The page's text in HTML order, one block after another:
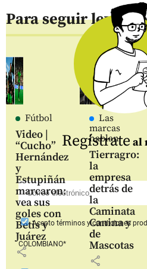
Para seguir
Fútbol
Video |
“Cucho”
Hernández
y
Estupiñán
marcaron:
vea sus
goles con
Betis y
Juárez
share
Las
marcas
hablan
Tierragro:
la
empresa
detrás de
la
Caminata
Canina y
de
Mascotas
share
Regístrate al
Aceptotérminos y condiciones
COLOMBIANO*